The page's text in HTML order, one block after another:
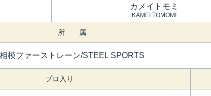
カメイトモミ
KAMEI TOMOMI
所 属
相模ファーストレーン/STEEL SPORTS
プロ入り